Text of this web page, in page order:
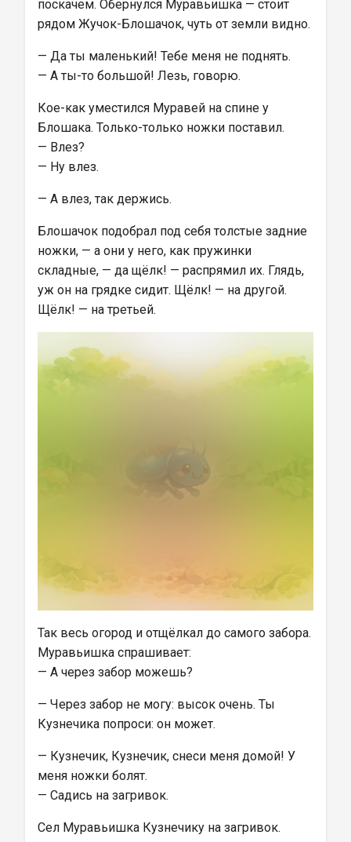
поскачем. Обернулся Муравьишка — стоит
рядом Жучок-Блошачок, чуть от земли видно.
— Да ты маленький! Тебе меня не поднять.
— А ты-то большой! Лезь, говорю.
Кое-как уместился Муравей на спине у
Блошака. Только-только ножки поставил.
— Влез?
— Ну влез.
— А влез, так держись.
Блошачок подобрал под себя толстые задние
ножки, — а они у него, как пружинки
складные, — да щёлк! — распрямил их. Глядь,
уж он на грядке сидит. Щёлк! — на другой.
Щёлк! — на третьей.
Так весь огород и отщёлкал до самого забора.
Муравьишка спрашивает:
— А через забор можешь?
— Через забор не могу: высок очень. Ты
Кузнечика попроси: он может.
— Кузнечик, Кузнечик, снеси меня домой! У
меня ножки болят.
— Садись на загривок.
Сел Муравьишка Кузнечику на загривок.